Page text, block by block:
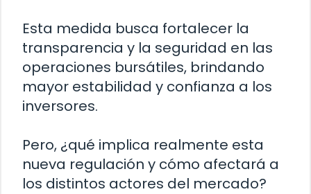
Esta medida busca fortalecer la
transparencia y la seguridad en las
operaciones bursátiles, brindando
mayor estabilidad y confianza a los
inversores.
Pero, ¿qué implica realmente esta
nueva regulación y cómo afectará a
los distintos actores del mercado?